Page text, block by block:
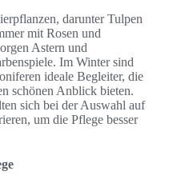
darunter Tulpen
mit Rosen und
Astern und
Im Winter sind
ideale Begleiter, die
schönen Anblick bieten.
sich bei der Auswahl auf
um die Pflege besser